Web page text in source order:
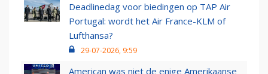
Deadlinedag voor biedingen op TAP Air
Portugal: wordt het Air France-KLM of
Lufthansa?
29-07-2026, 9:59
American was niet de enige Amerikaanse